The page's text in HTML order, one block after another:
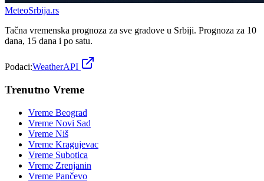
MeteoSrbija.rs
Tačna vremenska prognoza za sve gradove u Srbiji. Prognoza za 10
dana, 15 dana i po satu.
Podaci:WeatherAPI
Trenutno Vreme
Vreme Beograd
Vreme Novi Sad
Vreme Niš
Vreme Kragujevac
Vreme Subotica
Vreme Zrenjanin
Vreme Pančevo